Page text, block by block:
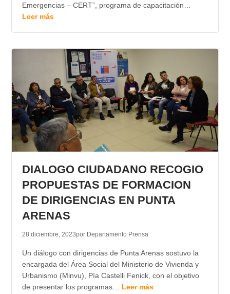
Emergencias – CERT”, programa de capacitación…
Leer más
DIALOGO CIUDADANO RECOGIO
PROPUESTAS DE FORMACION
DE DIRIGENCIAS EN PUNTA
ARENAS
28 diciembre, 2023por Departamento Prensa
Un diálogo con dirigencias de Punta Arenas sostuvo la
encargada del Área Social del Ministerio de Vivienda y
Urbanismo (Minvu), Pía Castelli Fenick, con el objetivo
de presentar los programas… Leer más